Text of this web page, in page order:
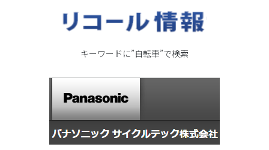
キーワードに”自転車”で検索